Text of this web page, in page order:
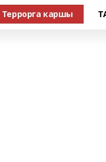
Террорга каршы